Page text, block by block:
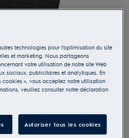
pour zoomer
OdourClean
technologies pour l’optimisation du site
et marketing. Nous partageons
votre utilisation de notre site Web
sociaux, publicitaires et analytiques. En
cookies », vous acceptez notre utilisation
veuillez consulter notre déclaration
Autoriser tous les cookies